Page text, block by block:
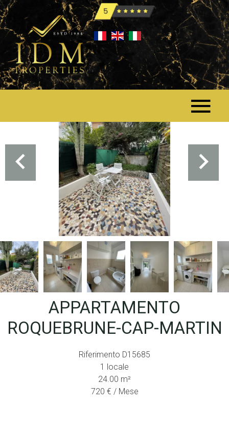
APPARTAMENTO
ROQUEBRUNE-CAP-MARTIN
Riferimento D15685
1 locale
24.00 m²
720 € / Mese